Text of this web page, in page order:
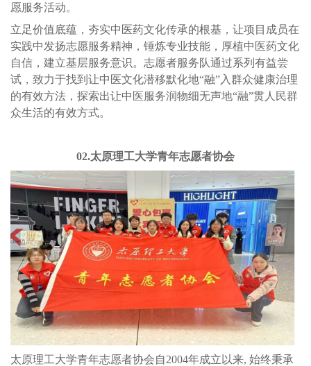
愿服务活动。
立足价值底蕴，夯实中医药文化传承的根基，让项目成员在
实践中发扬志愿服务精神，锤炼专业技能，厚植中医药文化
自信，建立基层服务意识。志愿者服务队通过系列有益尝
试，致力于找到让中医文化潜移默化地“融”入群众健康治理
的有效方法，探索出让中医服务润物细无声地“融”贯人民群
众生活的有效方式。
02.太原理工大学青年志愿者协会
太原理工大学青年志愿者协会自2004年成立以来, 始终秉承